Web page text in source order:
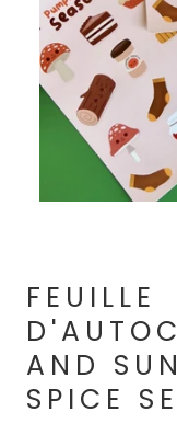
FEUILLE
AND
SPICE